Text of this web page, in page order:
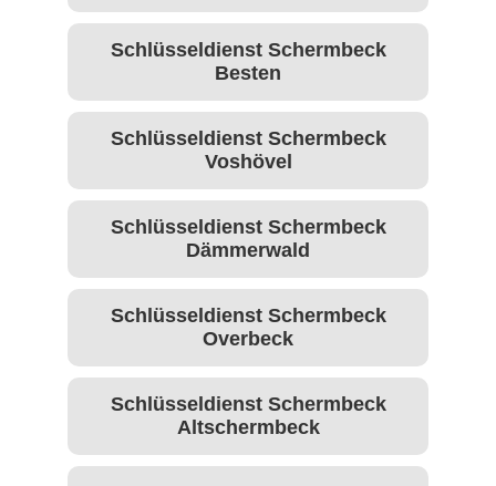
Schlüsseldienst Schermbeck
Besten
Schlüsseldienst Schermbeck
Voshövel
Schlüsseldienst Schermbeck
Dämmerwald
Schlüsseldienst Schermbeck
Overbeck
Schlüsseldienst Schermbeck
Altschermbeck